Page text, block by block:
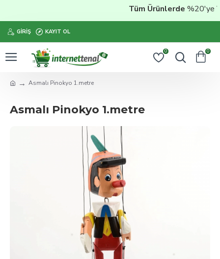
Tüm Ürünlerde%20'ye
GIRIŞ KAYIT OL
0 0
Asmalı Pinokyo 1.metre
Asmalı Pinokyo 1.metre